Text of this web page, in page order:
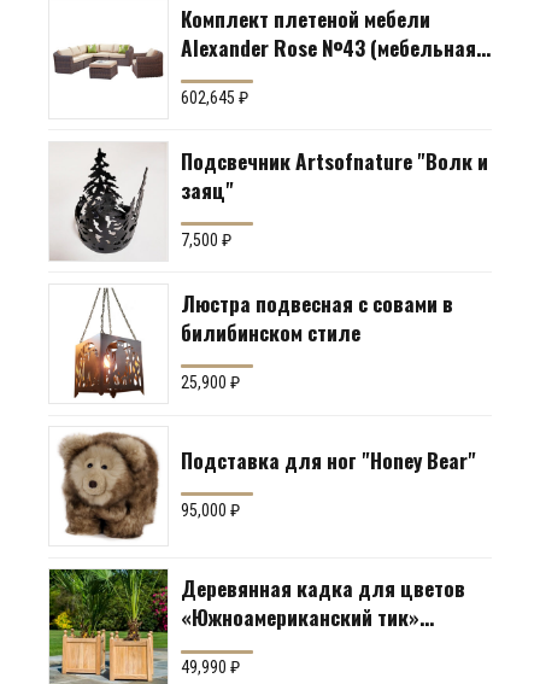
Комплект плетеной мебели
Alexander Rose №43 (мебельная
группа для гостиной или
террасы)
602,645₽
Подсвечник Artsofnature "Волк и
заяц"
7,500₽
Люстра подвесная с совами в
билибинском стиле
25,900₽
Подставка для ног "Honey Bear"
95,000₽
Деревянная кадка для цветов
«Южноамериканский тик»
Производство: Англия
49,990₽